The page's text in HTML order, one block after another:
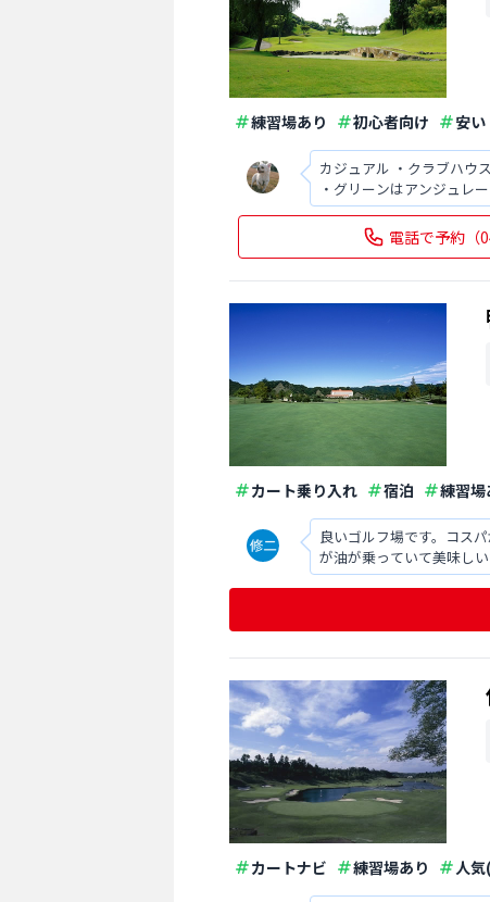
練習場あり 初心者向け 安い
カジュアル ・クラブハウ
・グリーンはアンジュレ
量と質 アクセスは首都圏
電話で予約 （
カート乗り入れ 宿泊 練習場
良いゴルフ場です。コス
が油が乗っていて美味しい
カートナビ 練習場あり 人気